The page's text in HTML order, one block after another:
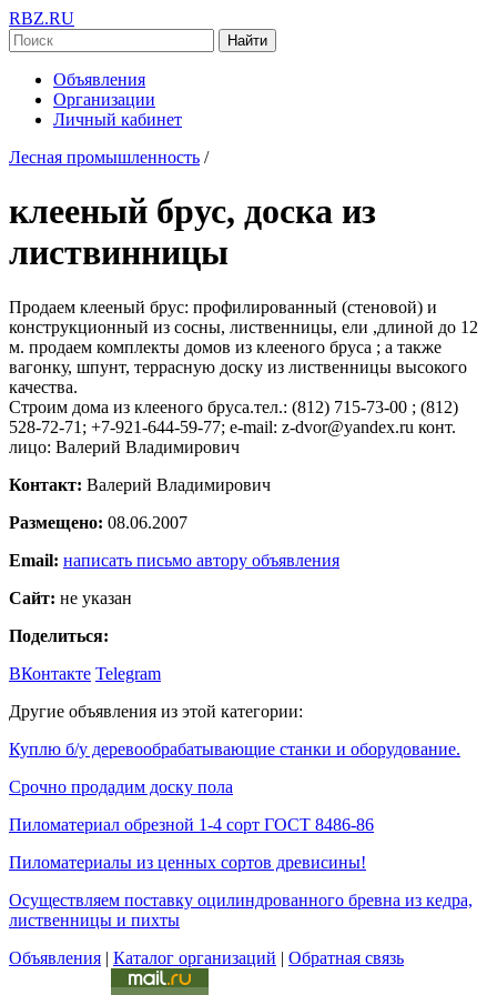
RBZ.RU
Найти
Объявления
Организации
Личный кабинет
Лесная промышленность /
клееный брус, доска из
листвинницы
Продаем клееный брус: профилированный (стеновой) и
конструкционный из сосны, лиственницы, ели ,длиной до 12
м. продаем комплекты домов из клееного бруса ; а также
вагонку, шпунт, террасную доску из лиственницы высокого
качества.
Cтроим дома из клееного бруса.тел.: (812) 715-73-00 ; (812)
528-72-71; +7-921-644-59-77; e-mail: z-dvor@yandex.ru конт.
лицо: Валерий Владимирович
Контакт: Валерий Владимирович
Размещено: 08.06.2007
Email: написать письмо автору объявления
Сайт: не указан
Поделиться:
ВКонтакте Telegram
Другие объявления из этой категории:
Куплю б/у деревообрабатывающие станки и оборудование.
Срочно продадим доску пола
Пиломатериал обрезной 1-4 сорт ГОСТ 8486-86
Пиломатериалы из ценных сортов древисины!
Осуществляем поставку оцилиндрованного бревна из кедра,
лиственницы и пихты
Объявления | Каталог организаций | Обратная связь